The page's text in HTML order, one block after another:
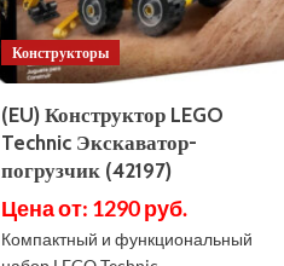
Конструкторы
(EU) Конструктор LEGO
Technic Экскаватор-
погрузчик (42197)
Цена от: 1290 руб.
Компактный и функциональный